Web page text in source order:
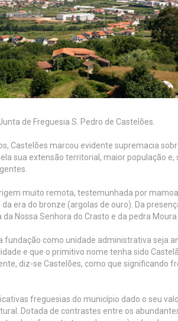
de Freguesia S. Pedro de Castelões.
Castelões marcou evidente supremacia
sua extensão territorial, maior população e,
muito remota, testemunhada por
era do bronze (argolas de ouro). Da
Nossa Senhora do Crasto e da pedra
fundação como unidade administrativa seja
e que o primitivo nome tenha sido
diz-se Castelões, como que significando
freguesias do município dado o seu
Dotada de contrastes entre os